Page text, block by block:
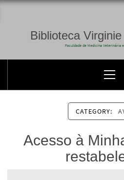
Biblioteca
Faculdade de Medicina Veterinária
CATEGORY:
Acesso à